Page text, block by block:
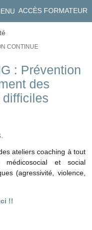
ACCÈS FORMATEUR
CONTINUE
: Prévention
des
difficiles
.
ateliers coaching à tout
médicosocial et social
(agressivité, violence,
!!